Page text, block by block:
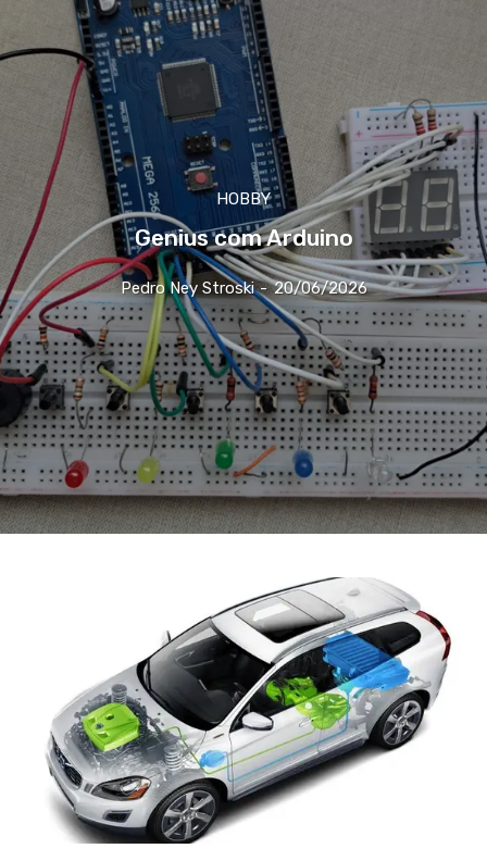
HOBBY
Genius com Arduino
Pedro Ney Stroski - 20/06/2026